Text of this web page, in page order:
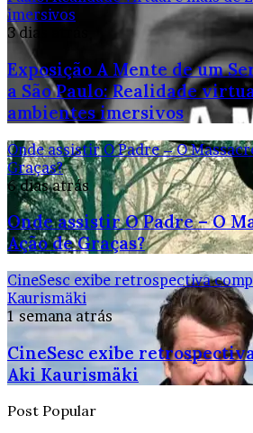
imersivos
3 dias atrás
Exposição A Mente de um
a São Paulo: Realidade
ambientes imersivos
Onde assistir O Padre – O
Graças?
6 dias atrás
Onde assistir O Padre – O
Ação de Graças?
CineSesc exibe retrospectiva
Kaurismäki
1 semana atrás
CineSesc exibe
Aki Kaurismäki
Post Popular